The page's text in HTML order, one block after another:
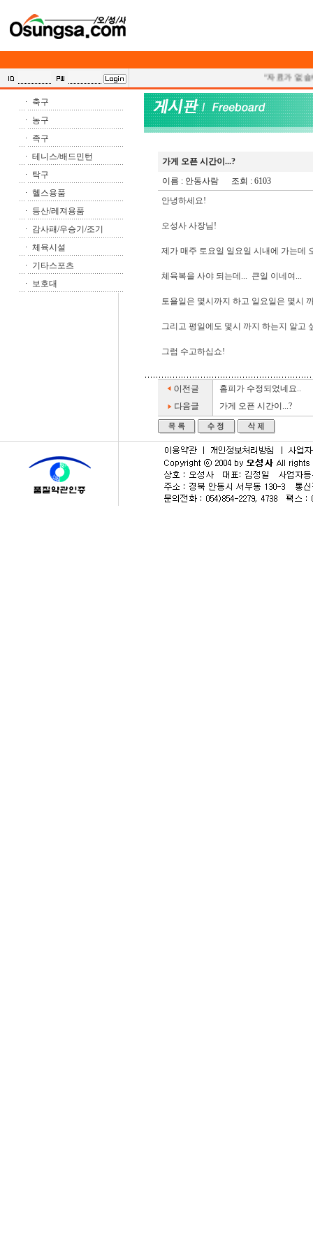
"자료가 없습
축구
농구
족구
테니스/배드민턴
탁구
헬스용품
등산/레져용품
감사패/우승기/조기
체육시설
기타스포츠
보호대
가게 오픈 시간이...?
이름 : 안동사람조회 : 6103
안녕하세요!
오성사 사장님!
제가 매주 토요일 일요일 시내에 가는데
체육복을 사야 되는데... 큰일 이네여...
토욜일은 몇시까지 하고 일요일은 몇시
그리고 평일에도 몇시 까지 하는지 알고
그럼 수고하십쇼!
홈피가 수정되었네요..
가게 오픈 시간이...?